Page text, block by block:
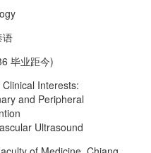
语
毕业距今)
Interests:
and Peripheral
Ultrasound